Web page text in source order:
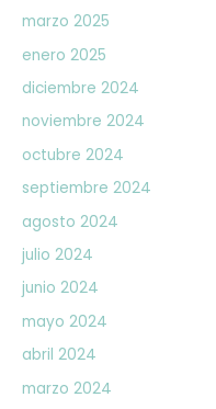
marzo 2025
enero 2025
diciembre 2024
noviembre 2024
octubre 2024
septiembre 2024
agosto 2024
julio 2024
junio 2024
mayo 2024
abril 2024
marzo 2024